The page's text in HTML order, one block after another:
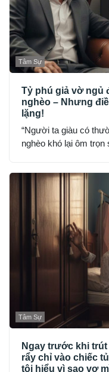
Tâm Sự
Tỷ phú giả vờ ngủ
nghèo – Nhưng
lặng!
“Người ta giàu có
nghèo khó lại ôm trọn
Tâm Sự
Ngay trước khi
rẩy chỉ vào chiếc
tôi hiểu vì sao vợ